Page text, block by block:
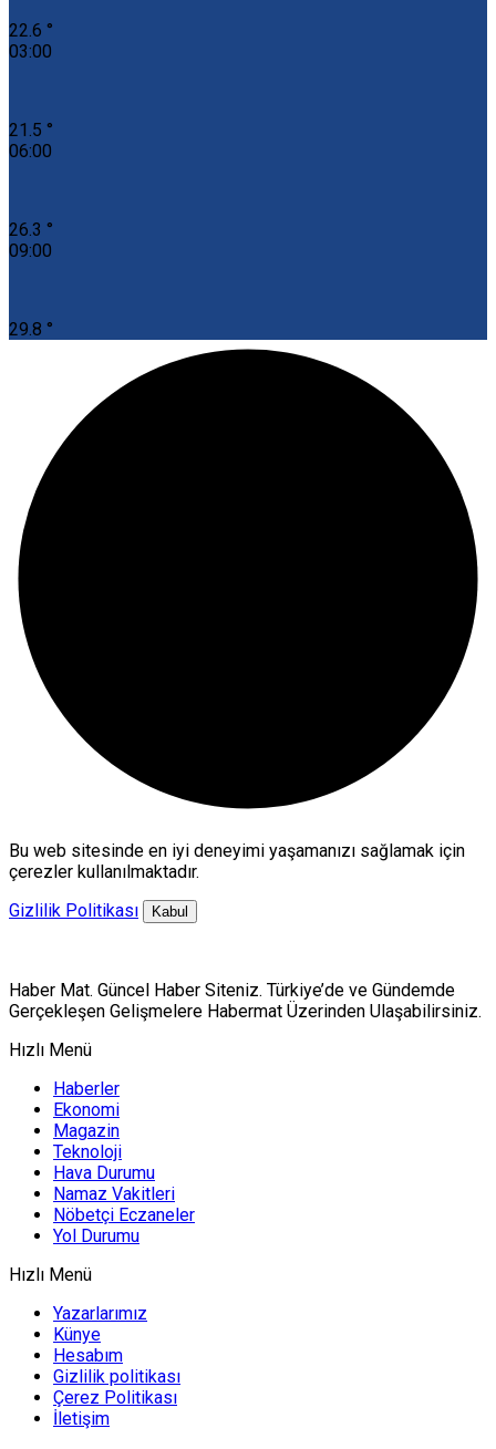
22.6 °
03:00
21.5 °
06:00
26.3 °
09:00
29.8 °
Bu web sitesinde en iyi deneyimi yaşamanızı sağlamak için
çerezler kullanılmaktadır.
Gizlilik Politikası
Kabul
Haber Mat. Güncel Haber Siteniz. Türkiye’de ve Gündemde
Gerçekleşen Gelişmelere Habermat Üzerinden Ulaşabilirsiniz.
Hızlı Menü
Haberler
Ekonomi
Magazin
Teknoloji
Hava Durumu
Namaz Vakitleri
Nöbetçi Eczaneler
Yol Durumu
Hızlı Menü
Yazarlarımız
Künye
Hesabım
Gizlilik politikası
Çerez Politikası
İletişim